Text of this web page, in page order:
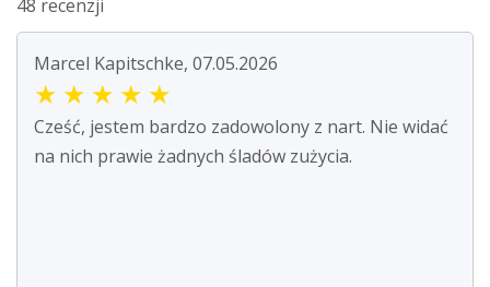
48 recenzji
Marcel Kapitschke, 07.05.2026
★ ★ ★ ★ ★
Cześć, jestem bardzo zadowolony z nart. Nie widać
na nich prawie żadnych śladów zużycia.